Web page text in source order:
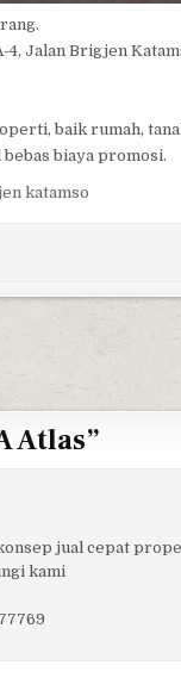
4, Jalan Brigjen
baik rumah,
biaya promosi.
katamso
Atlas”
jual cepat
kami